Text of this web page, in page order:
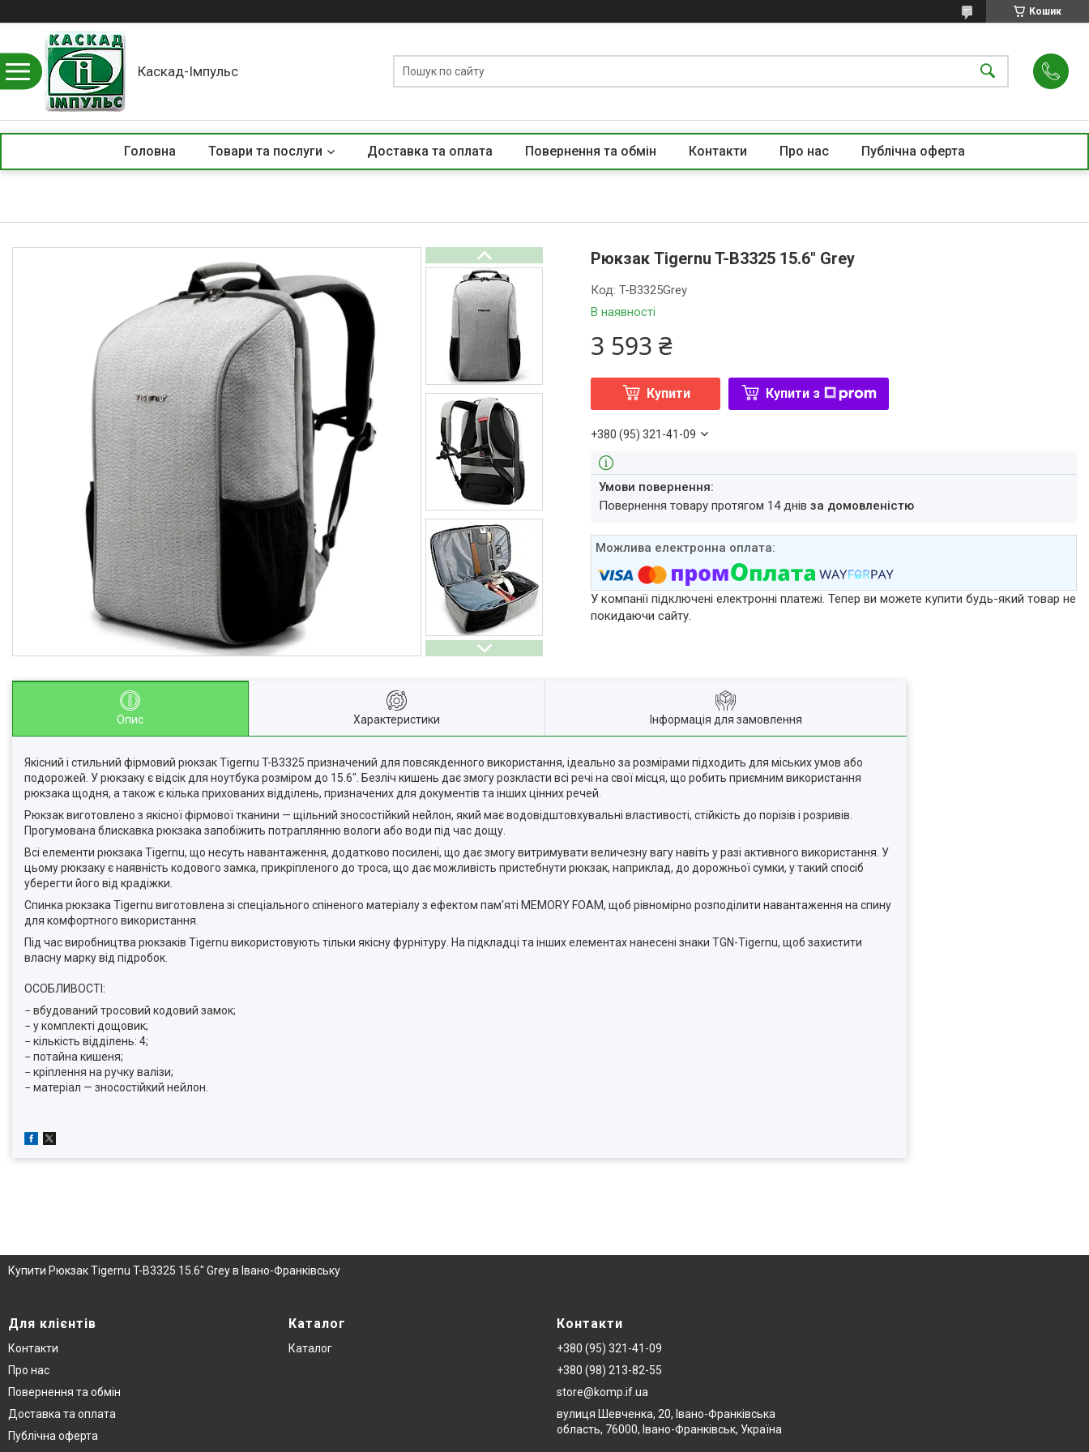
Кошик
Каскад-Імпульс
Головна Товари та послуги Доставка та оплата Повернення та обмін Контакти Про нас Публічна оферта
Рюкзак Tigernu T-B3325 15.6" Grey
В наявності
Код:T-B3325Grey
3 593 ₴
Купити Купити з
+380 (95) 321-41-09
повернення товару протягом 14 днівза домовленістю
У компанії підключені електронні платежі. Тепер ви можете купити будь-який товар не
покидаючи сайту.
Опис Характеристики Інформація для замовлення
Якісний і стильний фірмовий рюкзак Tigernu T-B3325 призначений для повсякденного використання, ідеально за розмірами підходить для міських умов або
подорожей. У рюкзаку є відсік для ноутбука розміром до 15.6". Безліч кишень дає змогу розкласти всі речі на свої місця, що робить приємним використання
рюкзака щодня, а також є кілька прихованих відділень, призначених для документів та інших цінних речей.
Рюкзак виготовлено з якісної фірмової тканини — щільний зносостійкий нейлон, який має водовідштовхувальні властивості, стійкість до порізів і розривів.
Прогумована блискавка рюкзака запобіжить потраплянню вологи або води під час дощу.
Всі елементи рюкзака Tigernu, що несуть навантаження, додатково посилені, що дає змогу витримувати величезну вагу навіть у разі активного використання. У
цьому рюкзаку є наявність кодового замка, прикріпленого до троса, що дає можливість пристебнути рюкзак, наприклад, до дорожньої сумки, у такий спосіб
уберегти його від крадіжки.
Спинка рюкзака Tigernu виготовлена зі спеціального спіненого матеріалу з ефектом пам'яті MEMORY FOAM, щоб рівномірно розподілити навантаження на спину
для комфортного використання.
Під час виробництва рюкзаків Tigernu використовують тільки якісну фурнітуру. На підкладці та інших елементах нанесені знаки TGN-Tigernu, щоб захистити
власну марку від підробок.
ОСОБЛИВОСТІ:
− вбудований тросовий кодовий замок;
− у комплекті дощовик;
− кількість відділень: 4;
− потайна кишеня;
− кріплення на ручку валізи;
− матеріал — зносостійкий нейлон.
Купити Рюкзак Tigernu T-B3325 15.6" Grey в Івано-Франківську
Для клієнтів
Контакти
Про нас
Повернення та обмін
Доставка та оплата
Публічна оферта
Каталог
Каталог
Контакти
+380 (95) 321-41-09
+380 (98) 213-82-55
store@komp.if.ua
вулиця Шевченка, 20, Івано-Франківська
область, 76000, Івано-Франківськ, Україна